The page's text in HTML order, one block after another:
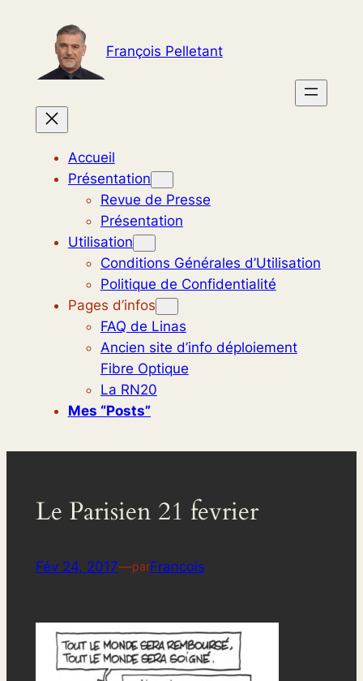
contenu
François Pelletant
Accueil
Présentation
Revue de Presse
Présentation
Utilisation
Conditions Générales d’Utilisation
Politique de Confidentialité
Pages d’infos
FAQ de Linas
Ancien site d’info déploiement
Fibre Optique
La RN20
Mes “posts”
Le Parisien 21 fevrier
Fév 24, 2017—parFrancois